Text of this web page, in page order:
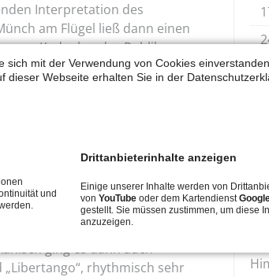
Interpretation des
am Flügel ließ dann einen
Kadoglou das Publikum
Felix Zhou brillierte
adäquat von Felix
der Klangentfaltung
Beethoven konnte der
PHM-Gitarrendozenten
eher nach frischen, grünen
Landesschule“ unter
mitreißend-
ging es dann auch
rhythmisch sehr
sich mit der Verwendung von Cookies
Webseite erhalten Sie in der
und
Drittanbieterinhalte anzeigen
Einige unserer Inhalte werden von
von YouTube oder dem Kartendienst
gestellt. Sie müssen zustimmen, um diese
anzuzeigen.